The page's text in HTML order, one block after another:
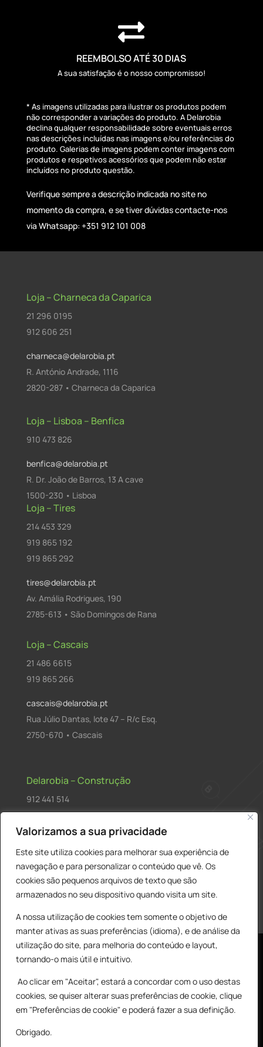
Valorizamos a sua privacidade
Este site utiliza cookies para melhorar sua experiência de
navegação e para personalizar o conteúdo que vê. Os
cookies são pequenos arquivos de texto que são
armazenados no seu dispositivo quando visita um site.
A nossa utilização de cookies tem somente o objetivo de
manter ativas as suas preferências (idioma), e de análise da
utilização do site, para melhoria do conteúdo e layout,
tornando-o mais útil e intuitivo.
Ao clicar em "Aceitar", estará a concordar com o uso destas
cookies, se quiser alterar suas preferências de cookie, clique
em "Preferências de cookie" e poderá fazer a sua definição.
Obrigado.

REEMBOLSO ATÉ 30 DIAS
A sua satisfação é o nosso compromisso!
* As imagens utilizadas para ilustrar os produtos podem
não corresponder a variações do produto. A Delarobia
declina qualquer responsabilidade sobre eventuais erros
nas descrições incluídas nas imagens e/ou referências do
produto. Galerias de imagens podem conter imagens com
produtos e respetivos acessórios que podem não estar
incluídos no produto questão.
Verifique sempre a descrição indicada no site no
momento da compra, e se tiver dúvidas contacte-nos
via Whatsapp: +351 912 101 008
Loja – Charneca da Caparica
21 296 0195
912 606 251
charneca@delarobia.pt
R. António Andrade, 1116
2820-287 • Charneca da Caparica
Loja – Lisboa – Benfica
910 473 826
benfica@delarobia.pt
R. Dr. João de Barros, 13 A cave
1500-230 • Lisboa
Loja – Tires
214 453 329
919 865 192
919 865 292
tires@delarobia.pt
Av. Amália Rodrigues, 190
2785-613 • São Domingos de Rana
Loja – Cascais
21 486 6615
919 865 266
cascais@delarobia.pt
Rua Júlio Dantas, lote 47 – R/c Esq.
2750-670 • Cascais
Delarobia – Construção
912 441 514
R. António Andrade, 1171
2820-287 • Charneca de Caparica
Products
search PESQUISAR
© All Copyright 2025 by Delarobia.pt 0